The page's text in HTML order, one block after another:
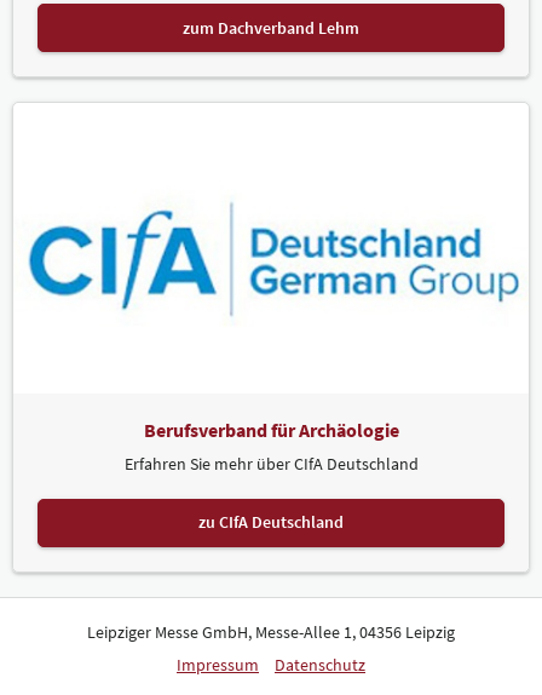
zum Dachverband Lehm
Berufsverband für Archäologie
Erfahren Sie mehr über CIfA Deutschland
zu CIfA Deutschland
Leipziger Messe GmbH, Messe-Allee 1, 04356 Leipzig
Impressum
Datenschutz